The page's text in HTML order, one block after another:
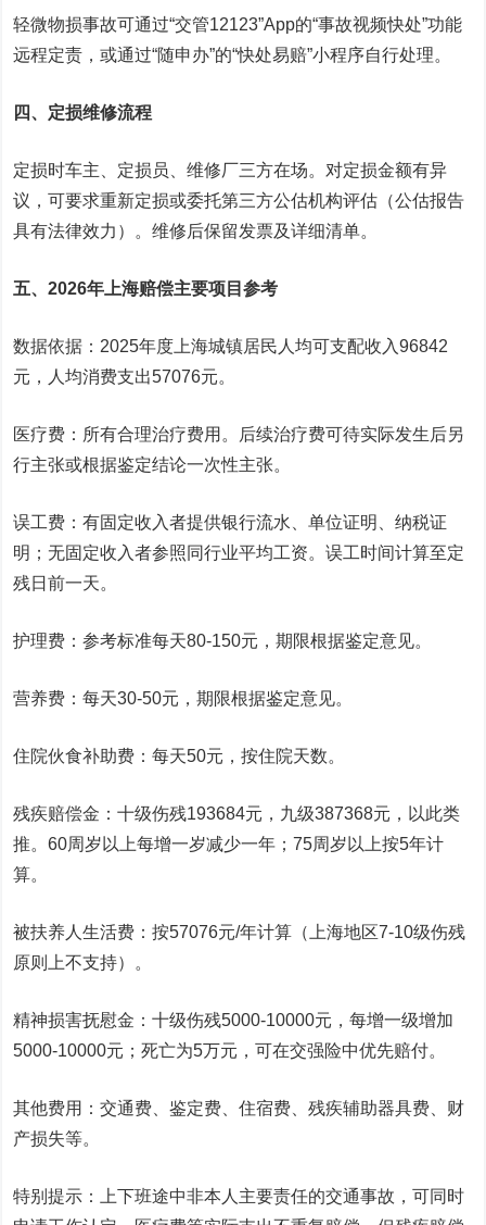
轻微物损事故可通过“交管12123”App的“事故视频快处”功能
远程定责，或通过“随申办”的“快处易赔”小程序自行处理。
四、定损维修流程
定损时车主、定损员、维修厂三方在场。对定损金额有异
议，可要求重新定损或委托第三方公估机构评估（公估报告
具有法律效力）。维修后保留发票及详细清单。
五、2026年上海赔偿主要项目参考
数据依据：2025年度上海城镇居民人均可支配收入96842
元，人均消费支出57076元。
医疗费：所有合理治疗费用。后续治疗费可待实际发生后另
行主张或根据鉴定结论一次性主张。
误工费：有固定收入者提供银行流水、单位证明、纳税证
明；无固定收入者参照同行业平均工资。误工时间计算至定
残日前一天。
护理费：参考标准每天80-150元，期限根据鉴定意见。
营养费：每天30-50元，期限根据鉴定意见。
住院伙食补助费：每天50元，按住院天数。
残疾赔偿金：十级伤残193684元，九级387368元，以此类
推。60周岁以上每增一岁减少一年；75周岁以上按5年计
算。
被扶养人生活费：按57076元/年计算（上海地区7-10级伤残
原则上不支持）。
精神损害抚慰金：十级伤残5000-10000元，每增一级增加
5000-10000元；死亡为5万元，可在交强险中优先赔付。
其他费用：交通费、鉴定费、住宿费、残疾辅助器具费、财
产损失等。
特别提示：上下班途中非本人主要责任的交通事故，可同时